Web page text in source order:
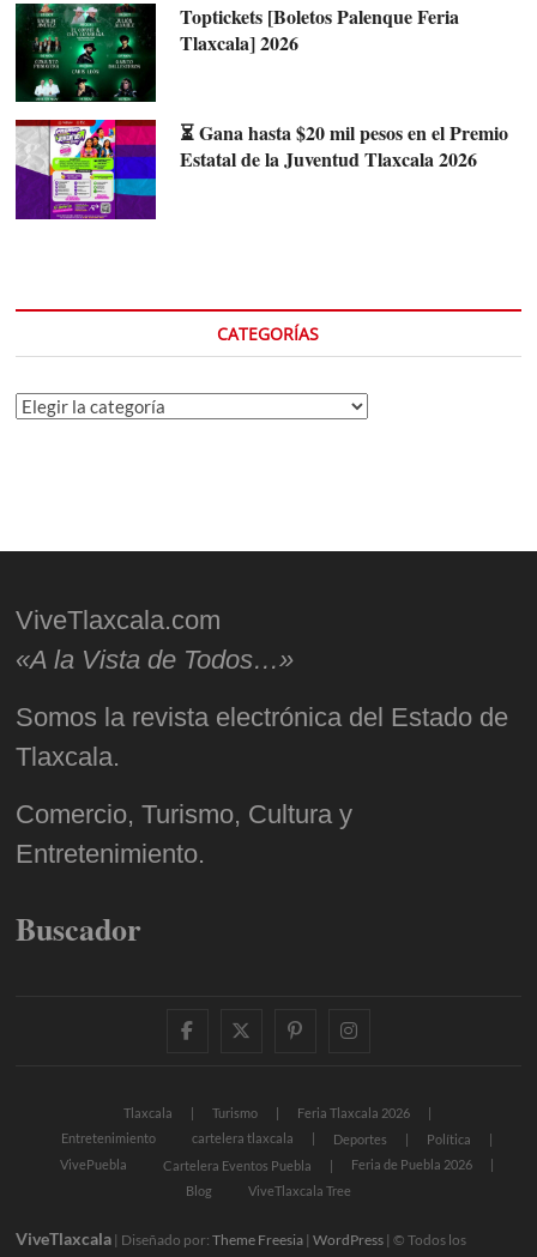
Toptickets [Boletos Palenque Feria
Tlaxcala] 2026
⏳ Gana hasta $20 mil pesos en el Premio
Estatal de la Juventud Tlaxcala 2026
CATEGORÍAS
Categorías
ViveTlaxcala.com
«A la Vista de Todos…»
Somos la revista electrónica del Estado de
Tlaxcala.
Comercio, Turismo, Cultura y
Entretenimiento.
Buscador
facebooktwitter
pinterestinstagram
Tlaxcala Turismo
Feria Tlaxcala 2026
Entretenimiento
cartelera tlaxcala Deportes
Política
VivePuebla
Cartelera Eventos Puebla
Feria de Puebla 2026
Blog
ViveTlaxcala Tree
ViveTlaxcala | Diseñado por:Theme Freesia |WordPress | © Todos los